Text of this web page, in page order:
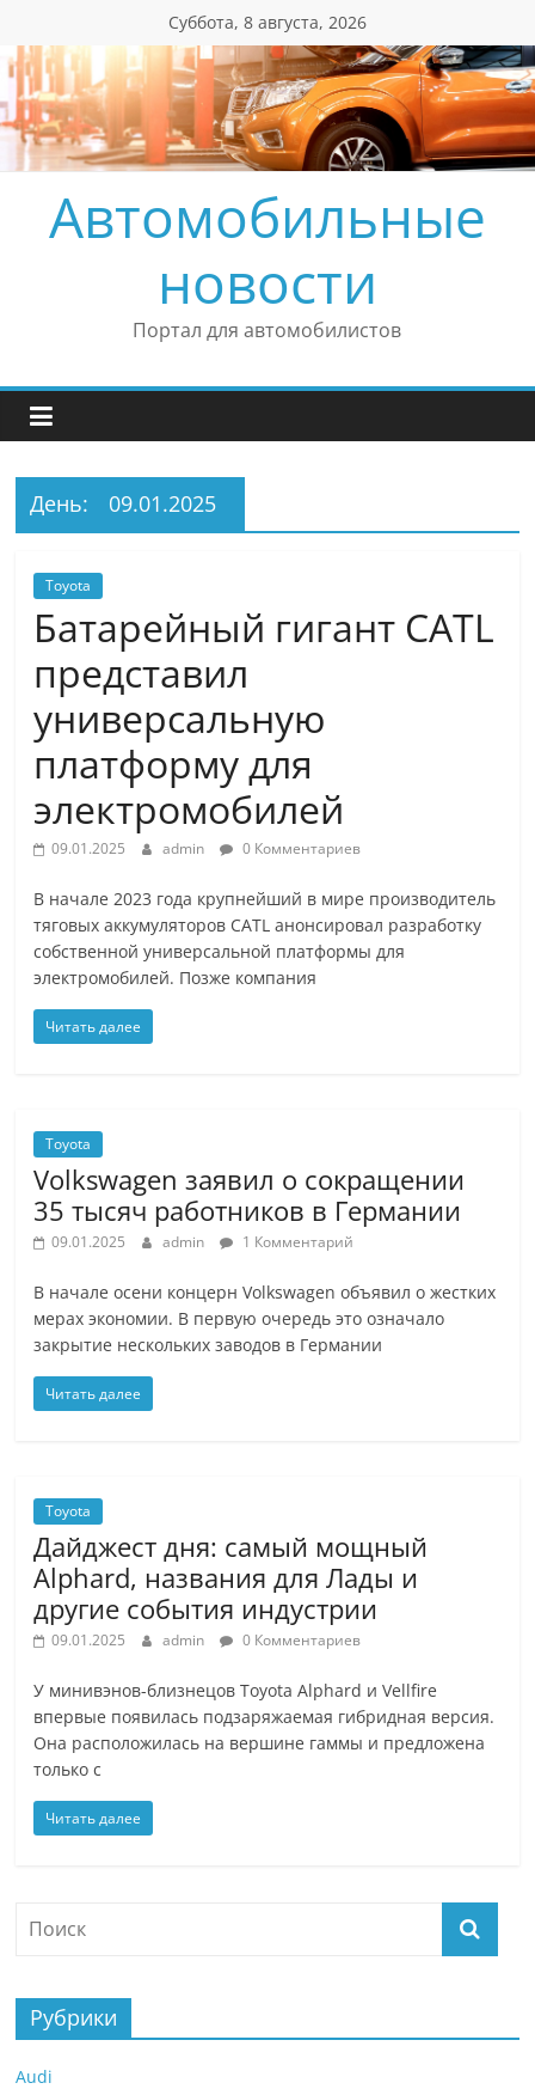
содержимому
Суббота, 8 августа, 2026
Автомобильные
новости
Портал для автомобилистов
День: 09.01.2025
Toyota
Батарейный гигант CATL
представил
универсальную
платформу для
электромобилей
09.01.2025 admin 0 Комментариев
В начале 2023 года крупнейший в мире производитель
тяговых аккумуляторов CATL анонсировал разработку
собственной универсальной платформы для
электромобилей. Позже компания
Читать далее
Toyota
Volkswagen заявил о сокращении
35 тысяч работников в Германии
09.01.2025 admin 1 Комментарий
В начале осени концерн Volkswagen объявил о жестких
мерах экономии. В первую очередь это означало
закрытие нескольких заводов в Германии
Читать далее
Toyota
Дайджест дня: самый мощный
Alphard, названия для Лады и
другие события индустрии
09.01.2025 admin 0 Комментариев
У минивэнов-близнецов Toyota Alphard и Vellfire
впервые появилась подзаряжаемая гибридная версия.
Она расположилась на вершине гаммы и предложена
только с
Читать далее
Рубрики
Audi